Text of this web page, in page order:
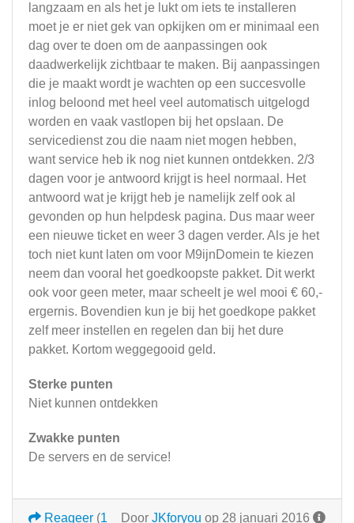
langzaam en als het je lukt om iets te installeren
moet je er niet gek van opkijken om er minimaal een
dag over te doen om de aanpassingen ook
daadwerkelijk zichtbaar te maken. Bij aanpassingen
die je maakt wordt je wachten op een succesvolle
inlog beloond met heel veel automatisch uitgelogd
worden en vaak vastlopen bij het opslaan. De
servicedienst zou die naam niet mogen hebben,
want service heb ik nog niet kunnen ontdekken. 2/3
dagen voor je antwoord krijgt is heel normaal. Het
antwoord wat je krijgt heb je namelijk zelf ook al
gevonden op hun helpdesk pagina. Dus maar weer
een nieuwe ticket en weer 3 dagen verder. Als je het
toch niet kunt laten om voor M9ijnDomein te kiezen
neem dan vooral het goedkoopste pakket. Dit werkt
ook voor geen meter, maar scheelt je wel mooi € 60,-
ergernis. Bovendien kun je bij het goedkope pakket
zelf meer instellen en regelen dan bij het dure
pakket. Kortom weggegooid geld.
Sterke punten
Niet kunnen ontdekken
Zwakke punten
De servers en de service!
Door JKforyou op 28 januari 2016
Reageer (1